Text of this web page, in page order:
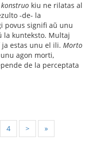
konstruo kiu ne rilatas al
-de- la
povus signifi aŭ unu
la kunteksto. Multaj
ja estas unu el ili. Morto
agon morti,
de la perceptata
4 > »